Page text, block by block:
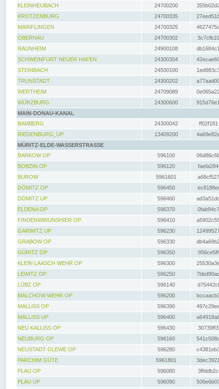
KLEINHEUBACH 24700200
KROTZENBURG
24700335
MAINFLINGEN
24700325
OBERNAU
24700302
RAUNHEIM
24900108
SCHWEINFURT NEUER HAFEN
24300304
STEINBACH
24500100
TRUNSTADT
24300202
WERTHEIM
24709089
WÜRZBURG
24300600
MAIN-DONAU-KANAL
BAMBERG
24300042
RIEDENBURG_UP
13409200
MÜRITZ-ELDE-WASSERSTRASSE
BARKOW OP
596100
BOBZIN OP
596120
BUROW
5961601
DÖMITZ OP
596450
DÖMITZ UP
596460
ELDENA OP
596370
FINDENWIRUNSHIER OP
596410
GARWITZ UP
596230
GRABOW OP
596330
GÜRITZ OP
596350
KLEIN LAASCH WEHR OP
596300
LEWITZ OP
596250
LÜBZ OP
596140
MALCHOW WEHR OP
596200
MALLISS OP
596390
MALLISS UP
596400
NEU KALLISS OP
596430
NEUBURG OP
596160
NEUSTADT GLEWE OP
596280
PARCHIM GÜTE
5961801
PLAU OP
596080
PLAU UP
596090